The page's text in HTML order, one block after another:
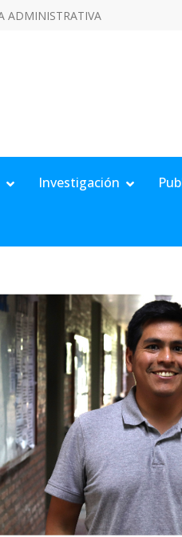
ADMINISTRATIVA
Investigación